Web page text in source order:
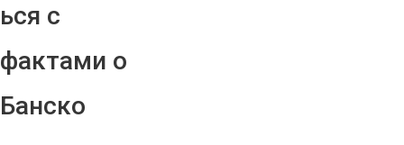
ься с
фактами о
Банско